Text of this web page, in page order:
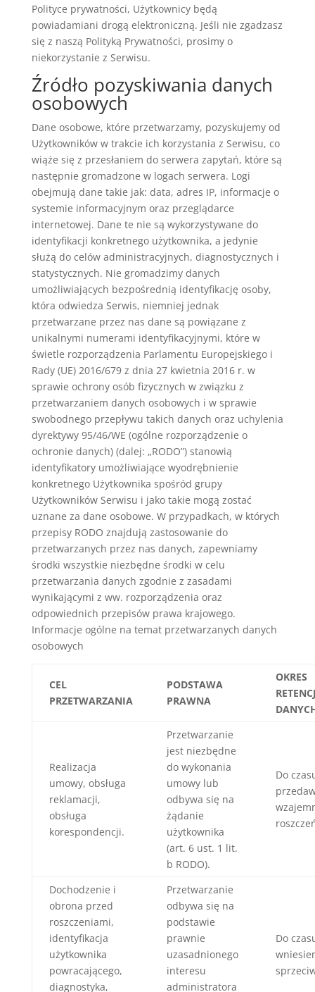
Polityce prywatności, Użytkownicy będą
powiadamiani drogą elektroniczną. Jeśli nie zgadzasz
się z naszą Polityką Prywatności, prosimy o
niekorzystanie z Serwisu.
Źródło pozyskiwania danych
osobowych
Dane osobowe, które przetwarzamy, pozyskujemy od
Użytkowników w trakcie ich korzystania z Serwisu, co
wiąże się z przesłaniem do serwera zapytań, które są
następnie gromadzone w logach serwera. Logi
obejmują dane takie jak: data, adres IP, informacje o
systemie informacyjnym oraz przeglądarce
internetowej. Dane te nie są wykorzystywane do
identyfikacji konkretnego użytkownika, a jedynie
służą do celów administracyjnych, diagnostycznych i
statystycznych. Nie gromadzimy danych
umożliwiających bezpośrednią identyfikację osoby,
która odwiedza Serwis, niemniej jednak
przetwarzane przez nas dane są powiązane z
unikalnymi numerami identyfikacyjnymi, które w
świetle rozporządzenia Parlamentu Europejskiego i
Rady (UE) 2016/679 z dnia 27 kwietnia 2016 r. w
sprawie ochrony osób fizycznych w związku z
przetwarzaniem danych osobowych i w sprawie
swobodnego przepływu takich danych oraz uchylenia
dyrektywy 95/46/WE (ogólne rozporządzenie o
ochronie danych) (dalej: „RODO”) stanowią
identyfikatory umożliwiające wyodrębnienie
konkretnego Użytkownika spośród grupy
Użytkowników Serwisu i jako takie mogą zostać
uznane za dane osobowe. W przypadkach, w których
przepisy RODO znajdują zastosowanie do
przetwarzanych przez nas danych, zapewniamy
środki wszystkie niezbędne środki w celu
przetwarzania danych zgodnie z zasadami
wynikającymi z ww. rozporządzenia oraz
odpowiednich przepisów prawa krajowego.
Informacje ogólne na temat przetwarzanych danych
osobowych
CEL
PRZETWARZANIA
PODSTAWA
PRAWNA
OKRES
Realizacja
umowy, obsługa
reklamacji,
obsługa
korespondencji.
Przetwarzanie
jest niezbędne
do wykonania
umowy lub
odbywa się na
żądanie
użytkownika
(art. 6 ust. 1 lit.
b RODO).
Do
Dochodzenie i
obrona przed
roszczeniami,
identyfikacja
użytkownika
powracającego,
diagnostyka,
Przetwarzanie
odbywa się na
podstawie
prawnie
uzasadnionego
interesu
administratora
Do